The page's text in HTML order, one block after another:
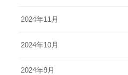
2024年11月
2024年10月
2024年9月